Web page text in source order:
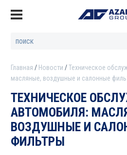
Главная Новости
Техническое
масляные, воздушные и салонные
ТЕХНИЧЕСКОЕ
АВТОМОБИЛЯ:
ВОЗДУШНЫЕ И
ФИЛЬТРЫ